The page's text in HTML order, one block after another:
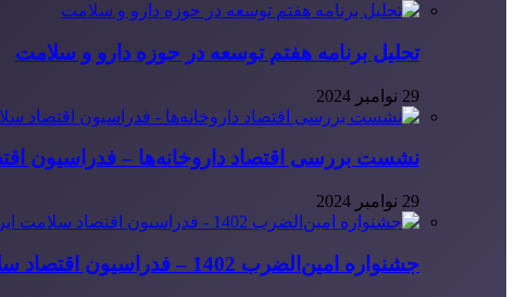
تحلیل برنامه هفتم توسعه در حوزه دارو و سلامت
29 نوامبر 2024
نشست بررسی اقتصاد داروخانه‌ها – فدراسیون
29 نوامبر 2024
جشنواره امین‌الضرب 1402 – فدراسیون اقتصاد سلامت ایران